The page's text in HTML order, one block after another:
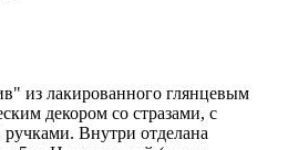
из лакированного глянцевым
декором со стразами, с
Внутри отделана